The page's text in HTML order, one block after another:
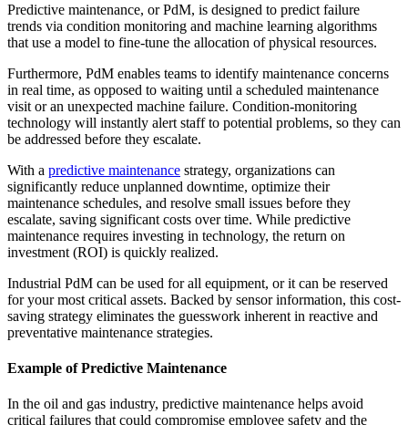
eMaint AI
KI in den Workflow integriert, nicht nachträglich angeflanscht
STEIGERN SIE DEN ANLAGENWERT
Öl & Gas
Upstream, Midstream, Downstream
Predictive maintenance, or PdM, is designed to predict failure
trends via condition monitoring and machine learning algorithms
that use a model to fine-tune the allocation of physical resources.
Furthermore, PdM enables teams to identify maintenance concerns
in real time, as opposed to waiting until a scheduled maintenance
visit or an unexpected machine failure. Condition-monitoring
technology will instantly alert staff to potential problems, so they can
be addressed before they escalate.
With a predictive maintenance strategy, organizations can
significantly reduce unplanned downtime, optimize their
maintenance schedules, and resolve small issues before they
escalate, saving significant costs over time. While predictive
maintenance requires investing in technology, the return on
investment (ROI) is quickly realized.
Industrial PdM can be used for all equipment, or it can be reserved
for your most critical assets. Backed by sensor information, this cost-
saving strategy eliminates the guesswork inherent in reactive and
preventative maintenance strategies.
Example of Predictive Maintenance
In the oil and gas industry, predictive maintenance helps avoid
critical failures that could compromise employee safety and the